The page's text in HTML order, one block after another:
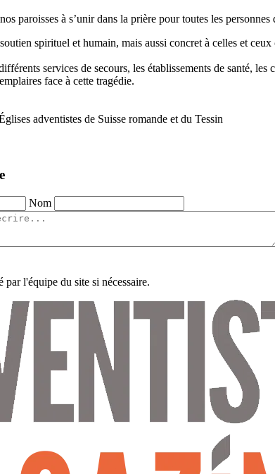
paroisses à s’unir dans la prière pour toutes les
spirituel et humain, mais aussi concret à celles et
services de secours, les établissements de santé,
face à cette tragédie.
adventistes de Suisse romande et du Tessin
Nom
par l'équipe du site si nécessaire.